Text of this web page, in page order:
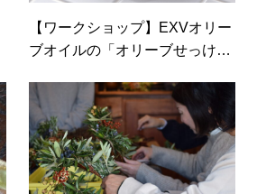
【ワークショップ】EXVオリー
ブオイルの「オリーブせっけ